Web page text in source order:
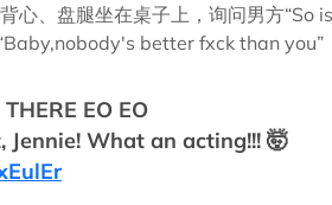
心、盘腿坐在桌子上，询问男方
better fxck than you”
EO EO
Jennie! What an acting!!! 🤯